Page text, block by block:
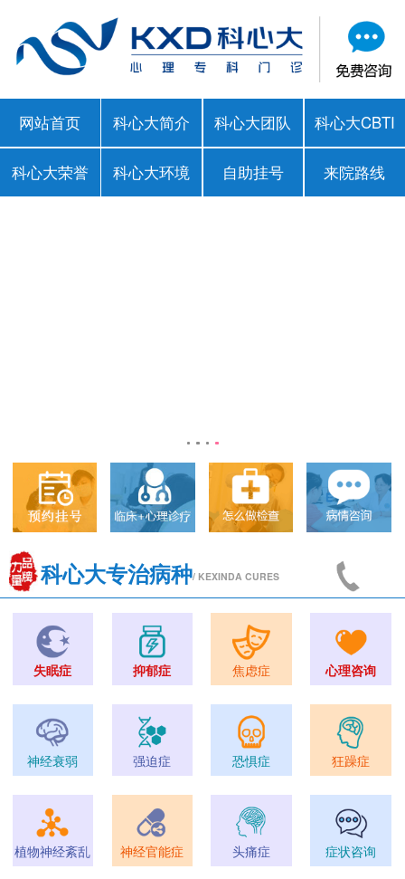
网站首页 科心大简介 科心大团队 科心大CBTI
科心大荣誉 科心大环境 自助挂号 来院路线
科心大专治病种/ KEXINDA CURES
失眠症 抑郁症 焦虑症 心理咨询
神经衰弱 强迫症 恐惧症 狂躁症
植物神经紊乱 神经官能症 头痛症 症状咨询